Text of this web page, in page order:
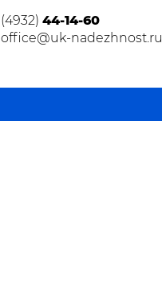
(4932) 44-14-60
office@uk-nadezhnost.ru